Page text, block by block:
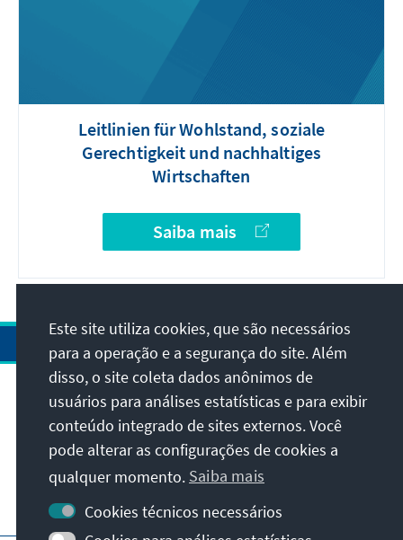
Leitlinien für Wohlstand, soziale
Gerechtigkeit und nachhaltiges
Wirtschaften
Saiba mais
Endereço
Contato
Visite também
Este site utiliza cookies, que são necessários
para a operação e a segurança do site. Além
disso, o site coleta dados anônimos de
usuários para análises estatísticas e para exibir
conteúdo integrado de sites externos. Você
pode alterar as configurações de cookies a
qualquer momento. Saiba mais
Cookies técnicos necessários